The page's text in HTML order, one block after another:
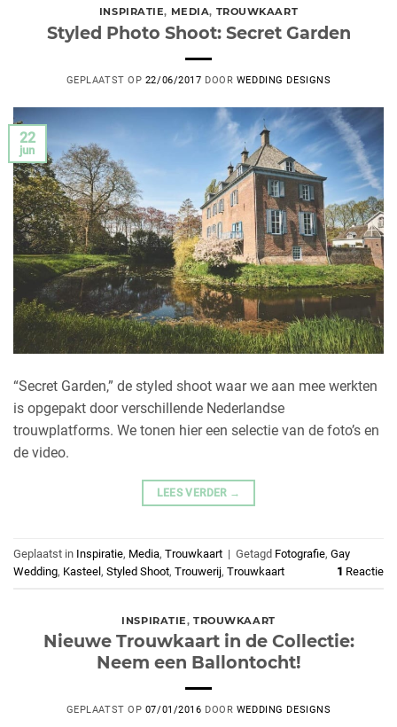
INSPIRATIE, MEDIA, TROUWKAART
Styled Photo Shoot: Secret Garden
GEPLAATST OP 22/06/2017 DOOR WEDDING DESIGNS
22
jun
“Secret Garden,” de styled shoot waar we aan mee werkten
is opgepakt door verschillende Nederlandse
trouwplatforms. We tonen hier een selectie van de foto’s en
de video.
LEES VERDER →
Geplaatst in Inspiratie, Media, Trouwkaart | Getagd Fotografie, Gay
Wedding, Kasteel , Styled Shoot, Trouwerij, Trouwkaart 1 Reactie
INSPIRATIE,TROUWKAART
Nieuwe Trouwkaart in de Collectie:
Neem een Ballontocht!
GEPLAATST OP 07/01/2016 DOOR WEDDING DESIGNS